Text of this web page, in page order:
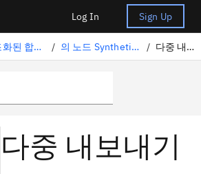
Log In Sign Up
구조화된 합성 데이터 생성 / 의 노드 Synthetic Data Generator / 다중 내보내기 노드
다중 내보내기